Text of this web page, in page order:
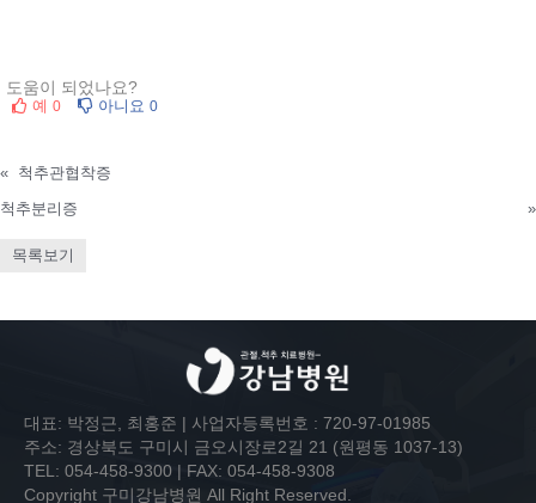
도움이 되었나요?
예 0 아니요 0
« 척추관협착증
척추분리증
»
목록보기
대표: 박정근, 최홍준 | 사업자등록번호 : 720-97-01985
주소: 경상북도 구미시 금오시장로2길 21 (원평동 1037-13)
TEL: 054-458-9300 | FAX: 054-458-9308
Copyright 구미강남병원 All Right Reserved.